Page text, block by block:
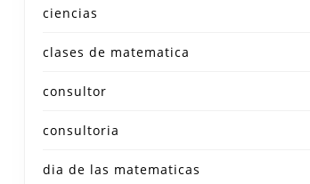
ciencias
clases de matematica
consultor
consultoria
dia de las matematicas